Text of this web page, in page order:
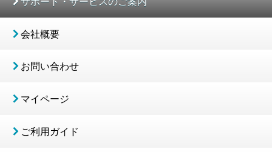
会社概要
お問い合わせ
マイページ
ご利用ガイド